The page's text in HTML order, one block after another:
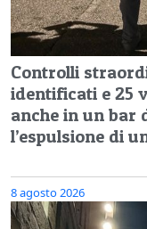
Controlli
identificati e 25
anche in un bar
l’espulsione di
8 agosto 2026